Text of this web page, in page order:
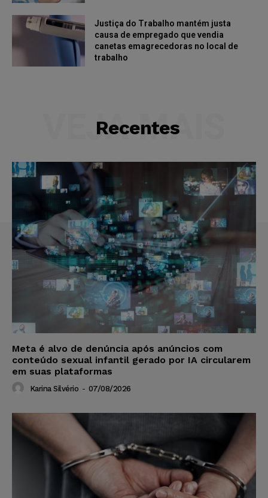
Justiça do Trabalho mantém justa
causa de empregado que vendia
canetas emagrecedoras no local de
trabalho
Recentes
VEJA MAIS
Meta é alvo de denúncia após anúncios com
conteúdo sexual infantil gerado por IA circularem
em suas plataformas
Karina Silvério - 07/08/2026